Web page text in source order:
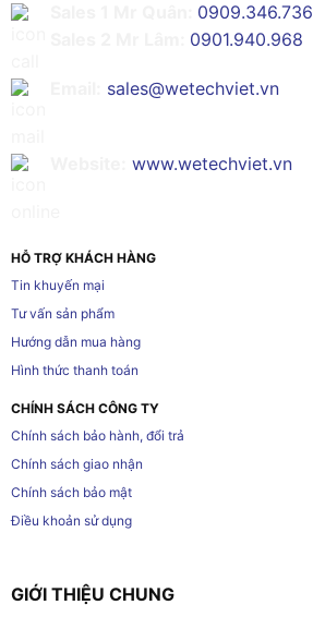
0909.346.736
0901.940.968
sales@wetechviet.vn
www.wetechviet.vn
HỖ TRỢ KHÁCH HÀNG
Tin khuyến mại
Tư vấn sản phẩm
Hướng dẫn mua hàng
Hình thức thanh toán
CHÍNH SÁCH CÔNG TY
Chính sách bảo hành, đổi trả
Chính sách giao nhận
Chính sách bảo mật
Điều khoản sử dụng
GIỚI THIỆU CHUNG